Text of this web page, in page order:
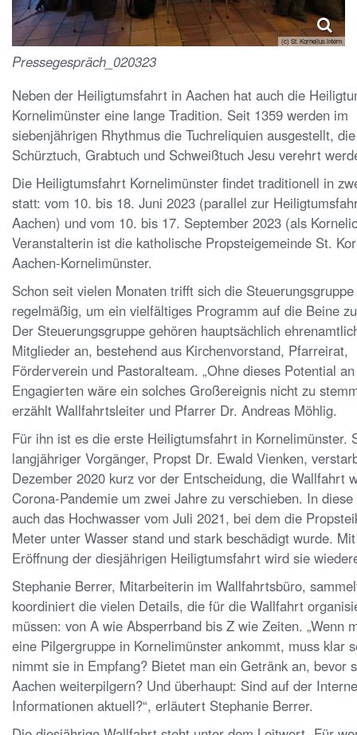
(c) St. Kornelius intern
Pressegespräch_020323
Neben der Heiligtumsfahrt in Aachen hat auch die
Kornelimünster eine lange Tradition. Seit 1359 werden im
siebenjährigen Rhythmus die Tuchreliquien ausgestellt,
Schürztuch, Grabtuch und Schweißtuch Jesu verehrt
Die Heiligtumsfahrt Kornelimünster findet traditionell in
statt: vom 10. bis 18. Juni 2023 (parallel zur
Aachen) und vom 10. bis 17. September 2023 (als
Veranstalterin ist die katholische Propsteigemeinde St.
Aachen-Kornelimünster.
Schon seit vielen Monaten trifft sich die Steuerungsgruppe
regelmäßig, um ein vielfältiges Programm auf die Beine
Der Steuerungsgruppe gehören hauptsächlich
Mitglieder an, bestehend aus Kirchenvorstand, Pfarreirat,
Förderverein und Pastoralteam. „Ohne dieses Potential an
Engagierten wäre ein solches Großereignis nicht zu
erzählt Wallfahrtsleiter und Pfarrer Dr. Andreas Möhlig.
Für ihn ist es die erste Heiligtumsfahrt in Kornelimünster.
langjähriger Vorgänger, Propst Dr. Ewald Vienken,
Dezember 2020 kurz vor der Entscheidung, die Wallfahrt
Corona-Pandemie um zwei Jahre zu verschieben. In
auch das Hochwasser vom Juli 2021, bei dem die
Meter unter Wasser stand und stark beschädigt wurde.
Eröffnung der diesjährigen Heiligtumsfahrt wird sie
Stephanie Berrer, Mitarbeiterin im Wallfahrtsbüro,
koordiniert die vielen Details, die für die Wallfahrt
müssen: von A wie Absperrband bis Z wie Zeiten. „Wenn
eine Pilgergruppe in Kornelimünster ankommt, muss klar
nimmt sie in Empfang? Bietet man ein Getränk an, bevor
Aachen weiterpilgern? Und überhaupt: Sind auf der
Informationen aktuell?“, erläutert Stephanie Berrer.